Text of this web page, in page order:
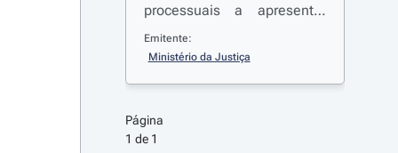
processuais a apresentar
em suporte digital devam
sê-lo em disquette de 3,5"
ou em CD-ROM)
Emitente:
Ministério da Justiça
Página
1 de 1